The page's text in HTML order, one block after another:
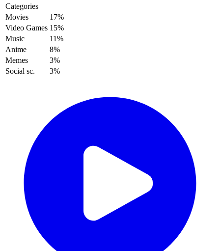
Categories
Movies
17%
Video Games 15%
Music
11%
Anime
8%
Memes
3%
Social sc.
3%